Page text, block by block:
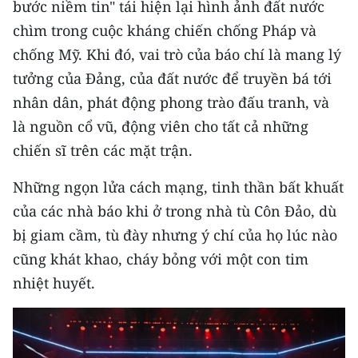
CHUYÊN ĐỀ
CÁC CHUYÊN TRANG
VỀ BÁO NHÂN DÂN
NHÂN DÂN CUỐI TUẦN
NHÂN DÂN HẰNG THÁNG
MUA BÁO
ĐỌC BÁO IN
bước niềm tin" tái hiện lại hình ảnh đất nước
chìm trong cuộc kháng chiến chống Pháp và
chống Mỹ. Khi đó, vai trò của báo chí là mang lý
tưởng của Đảng, của đất nước để truyền bá tới
nhân dân, phát động phong trào đấu tranh, và
là nguồn cổ vũ, động viên cho tất cả những
chiến sĩ trên các mặt trận.
Những ngọn lửa cách mạng, tinh thần bất khuất
của các nhà báo khi ở trong nhà tù Côn Đảo, dù
bị giam cầm, tù đày nhưng ý chí của họ lúc nào
cũng khát khao, cháy bỏng với một con tim
nhiệt huyết.